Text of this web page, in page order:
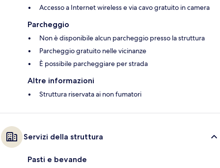
Accesso a Internet wireless e via cavo gratuito in camera
Parcheggio
Non è disponibile alcun parcheggio presso la struttura
Parcheggio gratuito nelle vicinanze
È possibile parcheggiare per strada
Altre informazioni
Struttura riservata ai non fumatori
Servizi della struttura
Pasti e bevande